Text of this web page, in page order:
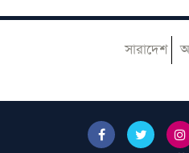
হেজবুত তাওহীদ কেন
সারাদেশ